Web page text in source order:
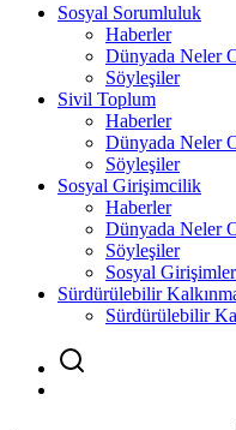
Sosyal Sorumluluk
Haberler
Dünyada Neler
Söyleşiler
Sivil Toplum
Haberler
Dünyada Neler
Söyleşiler
Sosyal Girişimcilik
Haberler
Dünyada Neler
Söyleşiler
Sosyal
Sürdürülebilir
Sürdürülebilir